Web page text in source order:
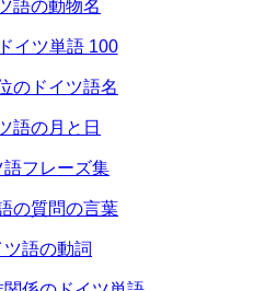
語の動物名
イツ単語 100
のドイツ語名
語の月と日
語フレーズ集
の質問の言葉
ツ語の動詞